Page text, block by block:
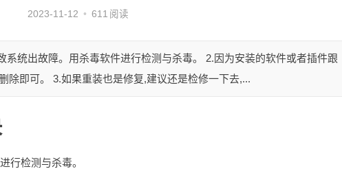
2023-11-12 • 611 阅读
系统出故障。用杀毒软件进行检测与杀毒。 2.因为安装的软件或者插件跟
除即可。 3.如果重装也是修复,建议还是检修一下去,...
行检测与杀毒。